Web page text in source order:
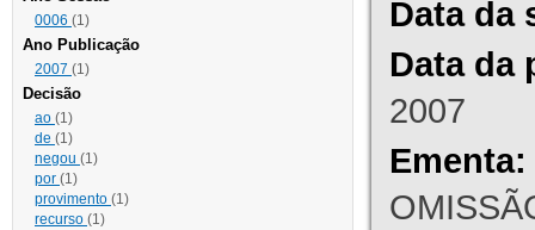
0006 (1)
Ano Publicação
2007 (1)
Decisão
ao (1)
de (1)
negou (1)
por (1)
provimento (1)
recurso (1)
Data da
Data da
2007
Ementa: